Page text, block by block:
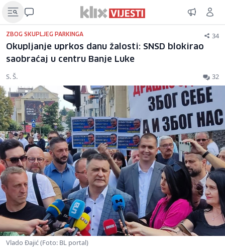
ZBOG SKUPLJEG PARKINGA 34
Okupljanje uprkos danu žalosti: SNSD blokirao
saobraćaj u centru Banje Luke
S. Š. 32
Vlado Đajić (Foto: BL portal)